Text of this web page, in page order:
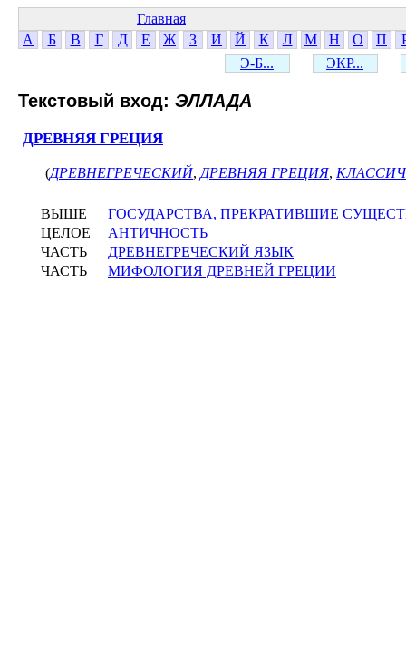
Главная
А
Б В Г Д Е Ж З И Й К Л М Н О П
Э-Б...
ЭКР...
Текстовый вход: ЭЛЛАДА
ДРЕВНЯЯ ГРЕЦИЯ
(ДРЕВНЕГРЕЧЕСКИЙ, ДРЕВНЯЯ ГРЕЦИЯ,
ВЫШЕ
ГОСУДАРСТВА, ПРЕКРАТИВШИЕ
ЦЕЛОЕ
АНТИЧНОСТЬ
ЧАСТЬ
ДРЕВНЕГРЕЧЕСКИЙ ЯЗЫК
ЧАСТЬ
МИФОЛОГИЯ ДРЕВНЕЙ ГРЕЦИИ